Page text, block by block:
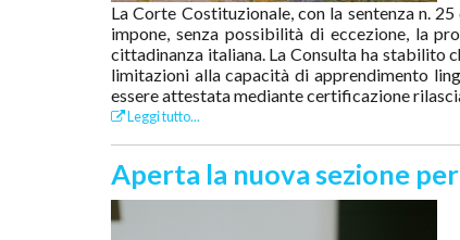
La Corte Costituzionale, con la sentenza n.
impone, senza possibilità di eccezione, la
cittadinanza italiana. La Consulta ha stabilito
limitazioni alla capacità di apprendimento
essere attestata mediante certificazione
Leggi tutto...
Aperta la nuova sezione